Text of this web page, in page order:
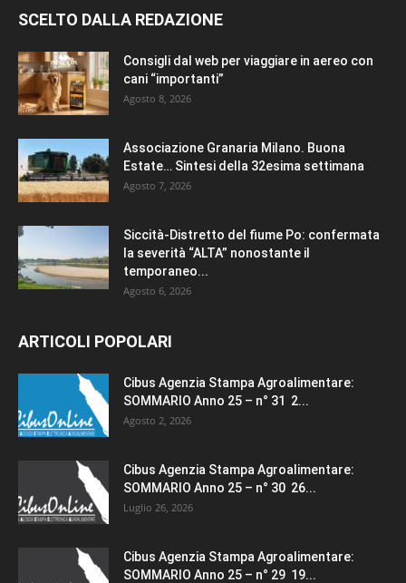
SCELTO DALLA REDAZIONE
Consigli dal web per viaggiare in aereo con
cani “importanti”
Agosto 8, 2026
Associazione Granaria Milano. Buona
Estate… Sintesi della 32esima settimana
Agosto 7, 2026
Siccità-Distretto del fiume Po: confermata
la severità “ALTA” nonostante il
temporaneo...
Agosto 6, 2026
ARTICOLI POPOLARI
Cibus Agenzia Stampa Agroalimentare:
SOMMARIO Anno 25 – n° 31 2...
Agosto 2, 2026
Cibus Agenzia Stampa Agroalimentare:
SOMMARIO Anno 25 – n° 30 26...
Luglio 26, 2026
Cibus Agenzia Stampa Agroalimentare:
SOMMARIO Anno 25 – n° 29 19...